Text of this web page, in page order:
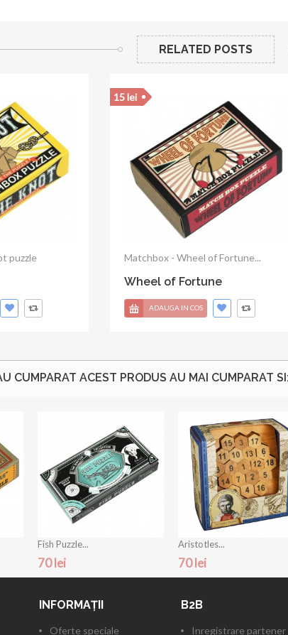
RELATED POSTS
puzzle Matchbox - The Horseshoe...
The Horseshoe
15 lei
ADAUGA IN COS
CUMPARAT ACEST PRODUS AU MAI CUMPARAT SI:
Fish Puzzle...
70 lei
Aristotles...
70 lei
INFORMAŢII
Oferte speciale
B2B
Inregistrare partener